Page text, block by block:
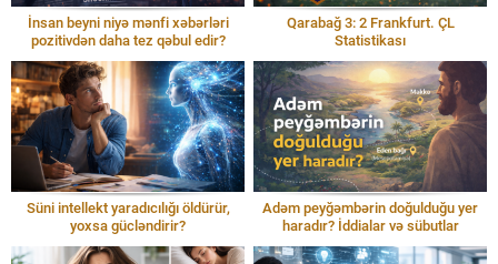
İnsan beyni niyə mənfi xəbərləri
pozitivdən daha tez qəbul edir?
Qarabağ 3: 2 Frankfurt. ÇL
Statistikası
Süni intellekt yaradıcılığı öldürür,
yoxsa gücləndirir?
Adəm peyğəmbərin doğulduğu yer
haradır? İddialar və sübutlar